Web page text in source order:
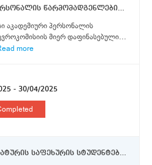
კონკურსი აკადემიური პერსონალის წარმომადგენლებისთვის ერაზმუს+ პროგრამის სტიპენდიების მოსაპოვებლად (ნაწილი VI)
აკადემიური პერსონალის
მიერ დაფინასებული
more
- 30/04/2025
კონკურსი თსუ-ს მაგისტრატურის საფეხურის სტუდენტებისთვის ორმხრივი თანამშრომლობისა და ერაზმუს+ პროგრამების სტიპენდიების მოსაპოვებლად